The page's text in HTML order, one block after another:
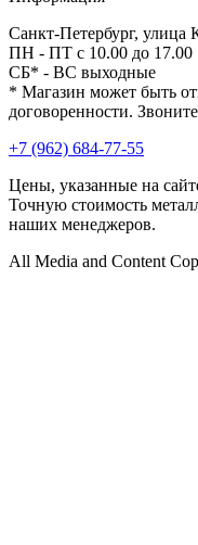
Санкт-Петербург,
ПН - ПТ с 10.00 до 17.00
СБ* - ВС выходные
* Магазин может быть
договоренности.
+7 (962) 684-77-55
Цены, указанные на
Точную стоимость
наших менеджеров.
All Media and Content